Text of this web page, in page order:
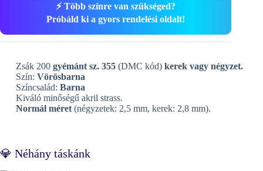
⚡ Több színre van szükséged?
Próbáld ki a gyors rendelési oldalt!
Zsák 200 gyémánt sz. 355(DMC kód) kerek vagy négyzet.
Szín: Vörösbarna
Színcsalád: Barna
Kiváló minőségű akril strass.
Normál méret(négyzetek: 2,5 mm, kerek: 2,8 mm).
💎 Néhány táskánk